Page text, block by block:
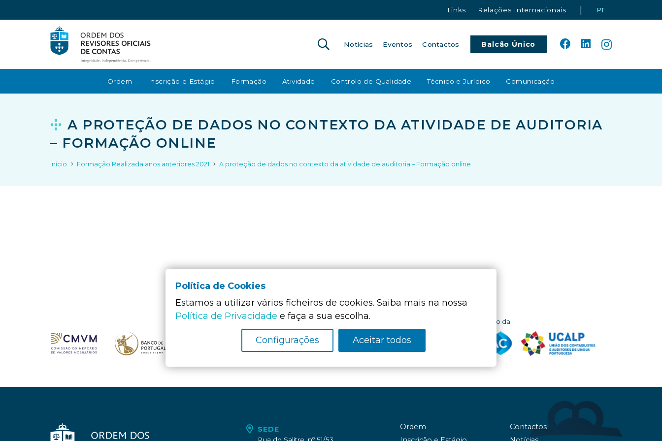
Links Relações Internacionais | PT
Notícias Eventos Contactos Balcão Único
Ordem Inscrição e Estágio Formação Atividade Controlo de Qualidade Técnico e Jurídico Comunicação
A PROTEÇÃO DE DADOS NO CONTEXTO DA ATIVIDADE DE AUDITORIA
– FORMAÇÃO ONLINE
Início Formação Realizada anos anteriores 2021 A proteção de dados no contexto da atividade de auditoria – Formação online
Membro da:
SEDE
Ordem
Contactos
Política de Cookies
Estamos a utilizar vários ficheiros de cookies. Saiba mais na nossa
Política de Privacidade e faça a sua escolha.
Configurações Aceitar todos